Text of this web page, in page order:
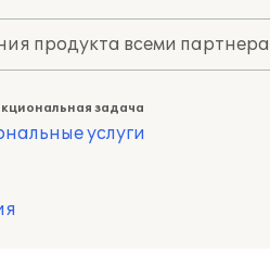
продукта всеми
задача
услуги